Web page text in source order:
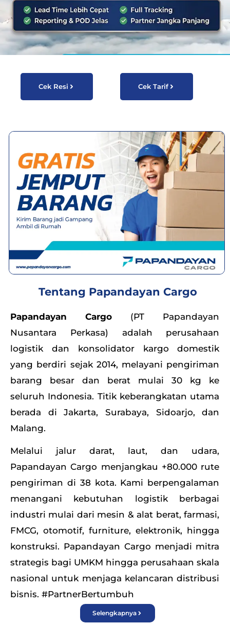
Cek Resi Cek Tarif
Tentang Papandayan Cargo
Papandayan Cargo (PT Papandayan
Nusantara Perkasa) adalah perusahaan
logistik dan konsolidator kargo domestik
yang berdiri sejak 2014, melayani pengiriman
barang besar dan berat mulai 30 kg ke
seluruh Indonesia. Titik keberangkatan utama
berada di Jakarta, Surabaya, Sidoarjo, dan
Malang.
Melalui jalur darat, laut, dan udara,
Papandayan Cargo menjangkau +80.000 rute
pengiriman di 38 kota. Kami berpengalaman
menangani kebutuhan logistik berbagai
industri mulai dari mesin & alat berat, farmasi,
FMCG, otomotif, furniture, elektronik, hingga
konstruksi. Papandayan Cargo menjadi mitra
strategis bagi UMKM hingga perusahaan skala
nasional untuk menjaga kelancaran distribusi
bisnis. #PartnerBertumbuh
Selengkapnya